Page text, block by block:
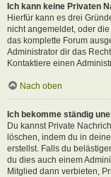
Ich kann keine Privaten
Hierfür kann es drei
nicht angemeldet, oder
das komplette Forum
Administrator dir das
Kontaktiere einen
Nach oben
Ich bekomme ständig
Du kannst Private
löschen, indem du in
erstellst. Falls du
du dies auch einem
Mitglied dann verbieten,